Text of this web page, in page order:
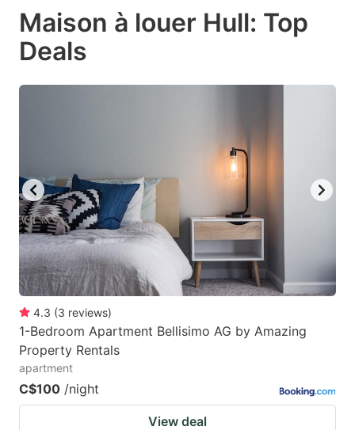
key
to
changing
dates.
key
shortcuts
for
changing
dates.
Maison à louer Hull: Top
Deals
4.3 (3 reviews)
1-Bedroom Apartment Bellisimo AG by Amazing
Property Rentals
apartment
C$100 /night
View deal